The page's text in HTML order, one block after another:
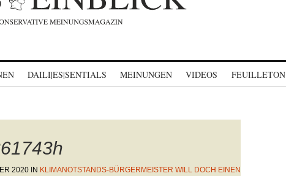
DAILI|ES|SENTIALS MEINUNGEN VIDEOS FEUILLETON
2020 IN KLIMANOTSTANDS-BÜRGERMEISTER WILL DOCH EINEN